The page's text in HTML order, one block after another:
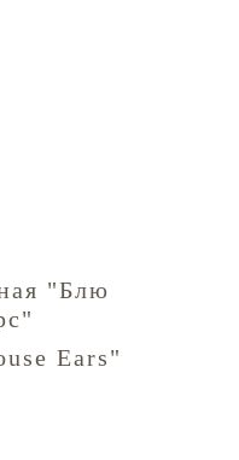
"Блю
Ears"